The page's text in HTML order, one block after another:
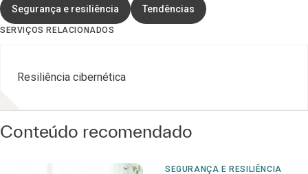
Segurança e resiliência Tendências
SERVIÇOS RELACIONADOS
Resiliência cibernética
Conteúdo recomendado
SEGURANÇA E RESILIÊNCIA